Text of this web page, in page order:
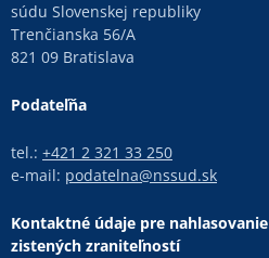
súdu Slovenskej republiky
Trenčianska 56/A
821 09 Bratislava
Podateľňa
tel.: +421 2 321 33 250
e-mail: podatelna@nssud.sk
Kontaktné údaje pre nahlasovanie
zistených zraniteľností